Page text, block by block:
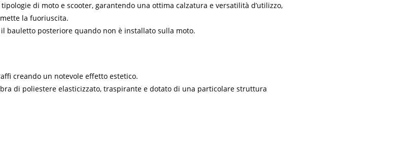
di moto e scooter, garantendo una ottima calzatura e versatilità d’utilizzo,
la fuoriuscita.
bauletto posteriore quando non è installato sulla moto.
creando un notevole effetto estetico.
di poliestere elasticizzato, traspirante e dotato di una particolare struttura